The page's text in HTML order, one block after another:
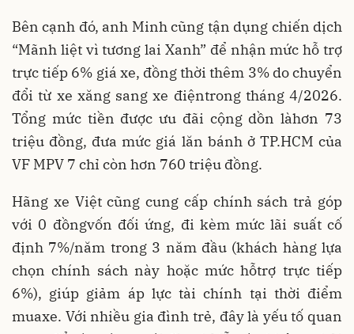
Bên cạnh đó, anh Minh cũng tận dụng chiến dịch
“Mãnh liệt vì tương lai Xanh” để nhận mức hỗ trợ
trực tiếp 6% giá xe, đồng thời thêm 3% do chuyển
đổi từ xe xăng sang xe điệntrong tháng 4/2026.
Tổng mức tiền được ưu đãi cộng dồn làhơn 73
triệu đồng, đưa mức giá lăn bánh ở TP.HCM của
VF MPV 7 chỉ còn hơn 760 triệu đồng.
Hãng xe Việt cũng cung cấp chính sách trả góp
với 0 đồngvốn đối ứng, đi kèm mức lãi suất cố
định 7%/năm trong 3 năm đầu (khách hàng lựa
chọn chính sách này hoặc mức hỗtrợ trực tiếp
6%), giúp giảm áp lực tài chính tại thời điểm
muaxe. Với nhiều gia đình trẻ, đây là yếu tố quan